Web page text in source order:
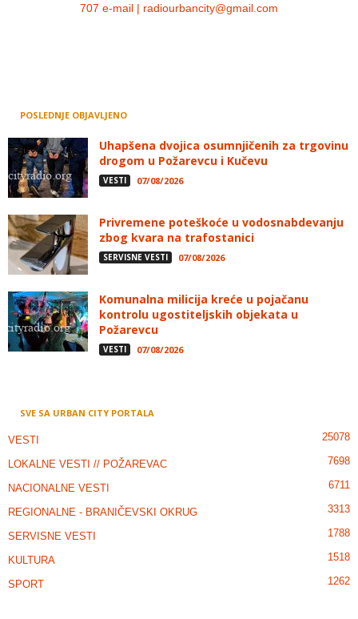
707 e-mail | radiourbancity@gmail.com
POSLEDNJE OBJAVLJENO
Uhapšena dvojica osumnjičenih za trgovinu
drogom u Požarevcu i Kučevu
VESTI 07/08/2026
Privremene poteškoće u vodosnabdevanju
zbog kvara na trafostanici
SERVISNE VESTI 07/08/2026
Komunalna milicija kreće u pojačanu
kontrolu ugostiteljskih objekata u
Požarevcu
VESTI 07/08/2026
SVE SA URBAN CITY PORTALA
VESTI 25078
LOKALNE VESTI // POŽAREVAC 7698
NACIONALNE VESTI 6711
REGIONALNE - BRANIČEVSKI OKRUG 3313
SERVISNE VESTI 1788
KULTURA 1518
SPORT 1262